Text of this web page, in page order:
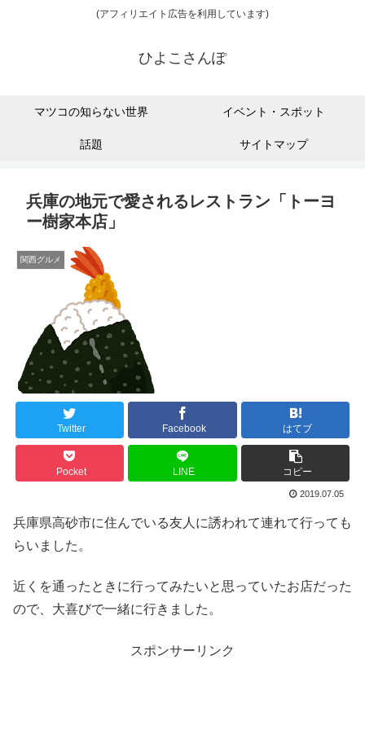
(アフィリエイト広告を利用しています)
ひよこさんぽ
マツコの知らない世界 イベント・スポット
話題 サイトマップ
兵庫の地元で愛されるレストラン「トーヨ
ー樹家本店」
関西グルメ
Twitter Facebook はてブ
Pocket LINE コピー
2019.07.05
兵庫県高砂市に住んでいる友人に誘われて連れて行っても
らいました。
近くを通ったときに行ってみたいと思っていたお店だった
ので、大喜びで一緒に行きました。
スポンサーリンク